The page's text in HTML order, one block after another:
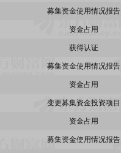
募集资金使用情况报告
资金占用
获得认证
募集资金使用情况报告
资金占用
变更募集资金投资项目
资金占用
募集资金使用情况报告